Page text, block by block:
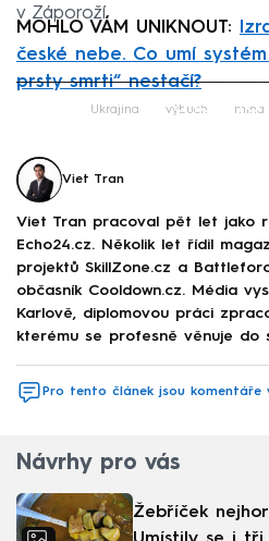
v Záporoží.
MOHLO VÁM UNIKNOUT:
české nebe. Co umí
prsty smrti“ nestačí?
Failed
Ukrajina výbuch mina
Viet Tran
Viet Tran pracoval pět let jako
Echo24.cz. Několik let řídil
projektů SkillZone.cz a
občasník Cooldown.cz. Média
Karlově, diplomovou práci
kterému se profesně věnuje do
Pro tento článek jsou komentáře
Návrhy pro vás
Žebříček